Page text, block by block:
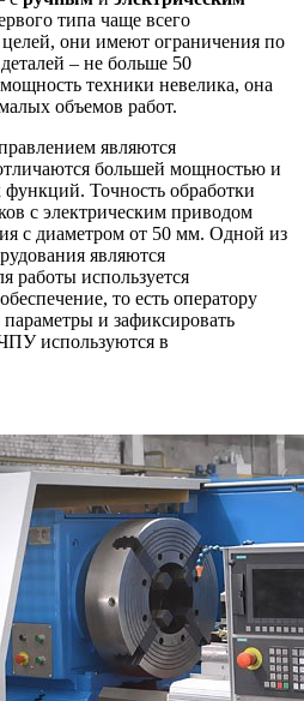
типа чаще всего
они имеют ограничения по
– не больше 50
техники невелика, она
объемов работ.
являются
большей мощностью и
Точность обработки
с электрическим приводом
с диаметром от 50 мм. Одной из
являются
работы используется
то есть оператору
и зафиксировать
используются в